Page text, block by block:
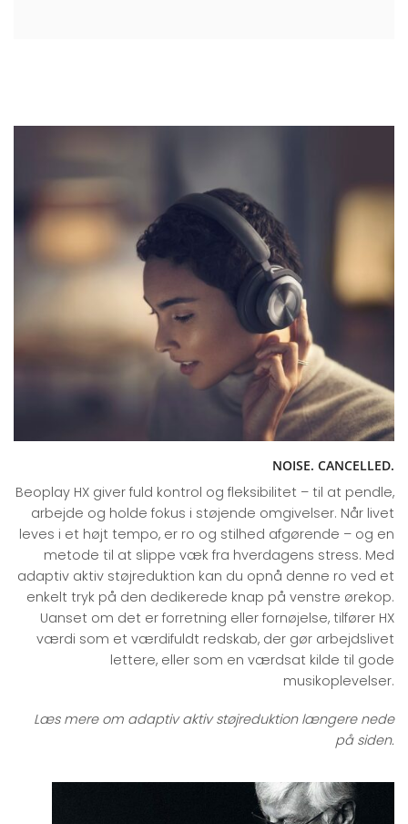
NOISE. CANCELLED.
Beoplay HX giver fuld kontrol og fleksibilitet – til at pendle,
arbejde og holde fokus i støjende omgivelser. Når livet
leves i et højt tempo, er ro og stilhed afgørende – og en
metode til at slippe væk fra hverdagens stress. Med
adaptiv aktiv støjreduktion kan du opnå denne ro ved et
enkelt tryk på den dedikerede knap på venstre ørekop.
Uanset om det er forretning eller fornøjelse, tilfører HX
værdi som et værdifuldt redskab, der gør arbejdslivet
lettere, eller som en værdsat kilde til gode
musikoplevelser.
Læs mere om adaptiv aktiv støjreduktion længere nede
på siden.